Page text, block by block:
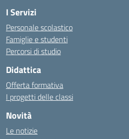
I Servizi
Personale scolastico
Famiglie e studenti
Percorsi di studio
Didattica
Offerta formativa
I progetti delle classi
Novità
Le notizie